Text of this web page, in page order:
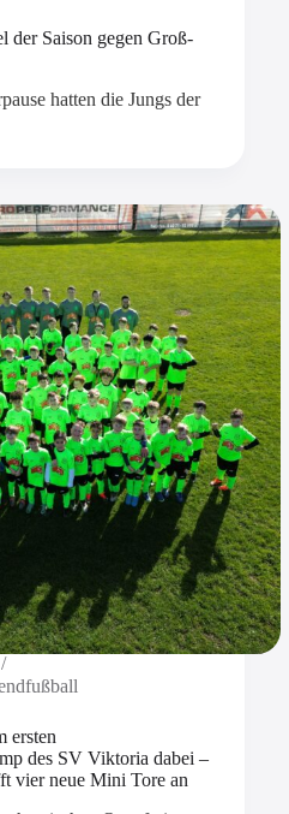
der Saison gegen Groß-
hatten die Jungs der
ersten
des SV Viktoria dabei –
vier neue Mini Tore an